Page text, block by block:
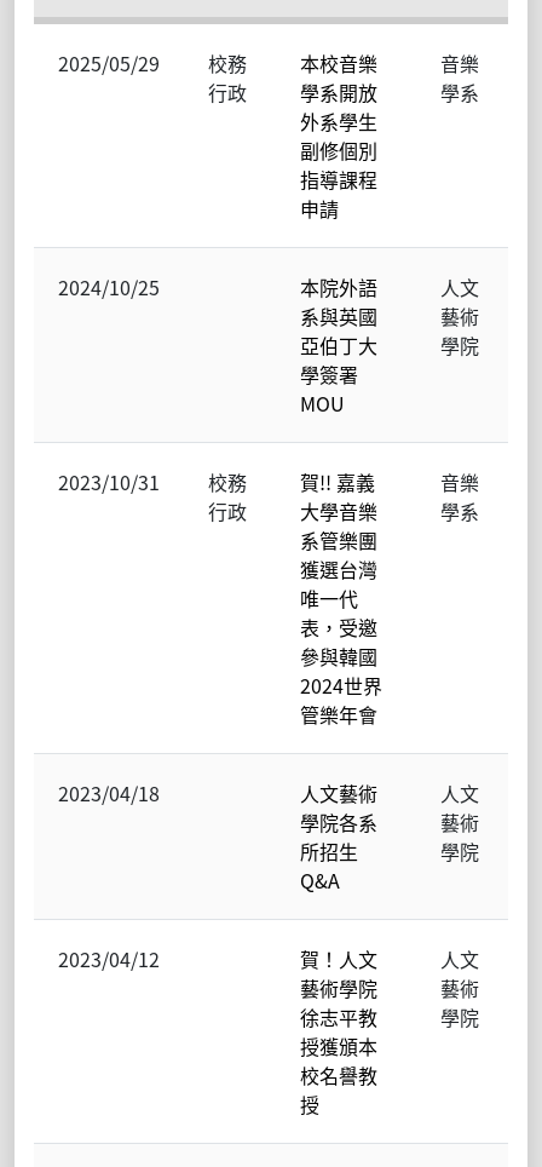
2025/05/29
校務
行政
本校音樂
學系開放
外系學生
副修個別
指導課程
申請
音樂
學系
2024/10/25
本院外語
系與英國
亞伯丁大
學簽署
MOU
人文
藝術
學院
2023/10/31
校務
行政
賀!! 嘉義
大學音樂
系管樂團
獲選台灣
唯一代
表，受邀
參與韓國
2024世界
管樂年會
音樂
學系
2023/04/18
人文藝術
學院各系
所招生
Q&A
人文
藝術
學院
2023/04/12
賀！人文
藝術學院
徐志平教
授獲頒本
校名譽教
授
人文
藝術
學院